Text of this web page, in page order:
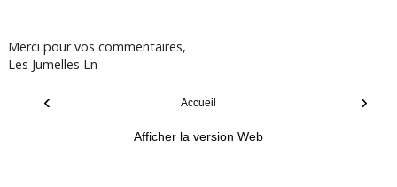
Merci pour vos commentaires,
Les Jumelles Ln
‹ ›
Accueil
Afficher la version Web